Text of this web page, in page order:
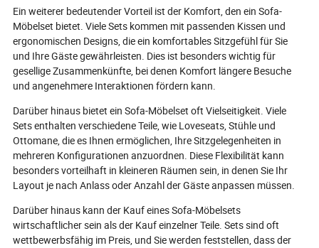
neu definieren.
Büros zu
Ein weiterer bedeutender Vorteil ist der Komfort, den ein Sofa-
Möbelset bietet. Viele Sets kommen mit passenden Kissen und
ergonomischen Designs, die ein komfortables Sitzgefühl für Sie
und Ihre Gäste gewährleisten. Dies ist besonders wichtig für
gesellige Zusammenkünfte, bei denen Komfort längere Besuche
und angenehmere Interaktionen fördern kann.
Darüber hinaus bietet ein Sofa-Möbelset oft Vielseitigkeit. Viele
Sets enthalten verschiedene Teile, wie Loveseats, Stühle und
Ottomane, die es Ihnen ermöglichen, Ihre Sitzgelegenheiten in
mehreren Konfigurationen anzuordnen. Diese Flexibilität kann
besonders vorteilhaft in kleineren Räumen sein, in denen Sie Ihr
Layout je nach Anlass oder Anzahl der Gäste anpassen müssen.
Darüber hinaus kann der Kauf eines Sofa-Möbelsets
wirtschaftlicher sein als der Kauf einzelner Teile. Sets sind oft
wettbewerbsfähig im Preis, und Sie werden feststellen, dass der